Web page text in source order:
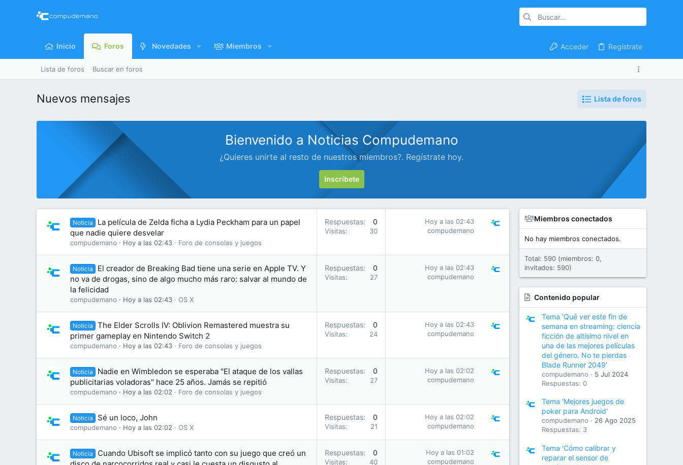
Inicio Foros Novedades Miembros Acceder Regístrate
Lista de foros Buscar en foros
Nuevos mensajes Lista de foros
Bienvenido a Noticias Compudemano
¿Quieres unirte al resto de nuestros miembros?. Regístrate hoy.
Inscríbete
Noticia
La película de Zelda ficha a Lydia Peckham para un papel
que nadie quiere desvelar
compudemano Hoy a las 02:43 Foro de consolas y juegos
Respuestas 0
Visitas 30
Hoy a las 02:43
compudemano
Noticia
El creador de Breaking Bad tiene una serie en Apple TV. Y
no va de drogas, sino de algo mucho más raro: salvar al mundo de
la felicidad
compudemano Hoy a las 02:43 OS X
Respuestas 0
Visitas 27
Hoy a las 02:43
compudemano
Noticia
The Elder Scrolls IV: Oblivion Remastered muestra su
primer gameplay en Nintendo Switch 2
compudemano Hoy a las 02:43 Foro de consolas y juegos
Respuestas 0
Visitas 24
Hoy a las 02:43
compudemano
Noticia
Nadie en Wimbledon se esperaba "El ataque de los vallas
publicitarias voladoras" hace 25 años. Jamás se repitió
compudemano Hoy a las 02:02 Foro de consolas y juegos
Respuestas 0
Visitas 27
Hoy a las 02:02
compudemano
Noticia Sé un loco, John
compudemano Hoy a las 02:02 OS X
Respuestas 0
Visitas 21
Hoy a las 02:02
compudemano
Noticia
Cuando Ubisoft se implicó tanto con su juego que creó un
Respuestas 0
Visitas 40
Hoy a las 01:02
compudemano
Miembros conectados
No hay miembros conectados.
Total: 590 (miembros: 0,
invitados: 590)
Contenido popular
Tema 'Qué ver este fin de
semana en streaming: ciencia
ficción de altísimo nivel en
una de las mejores películas
del género. No te pierdas
Blade Runner 2049'
compudemano
5 Jul 2024
Respuestas: 0
Tema 'Mejores juegos de
poker para Android'
compudemano
26 Ago 2025
Respuestas: 3
Tema 'Cómo calibrar y
reparar el sensor de